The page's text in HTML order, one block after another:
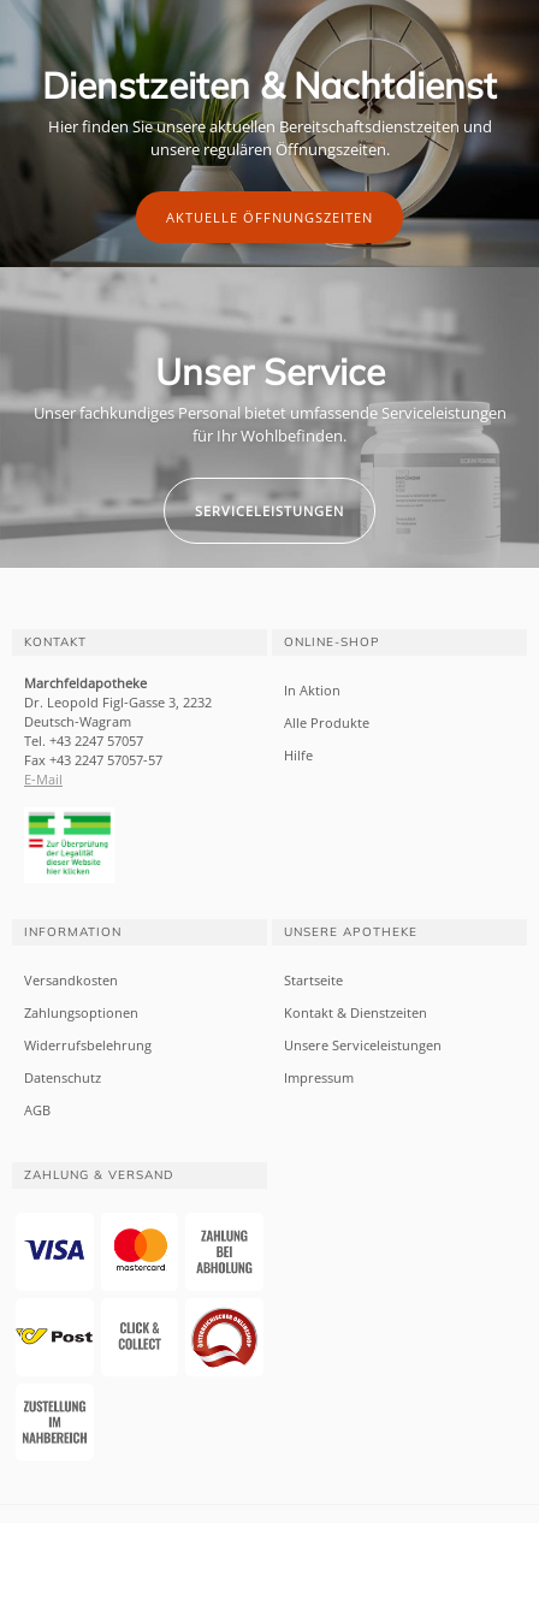
Dienstzeiten & Nachtdienst
Hier finden Sie unsere aktuellen Bereitschaftsdienstzeiten und
unsere regulären Öffnungszeiten.
AKTUELLE ÖFFNUNGSZEITEN
Unser Service
Unser fachkundiges Personal bietet umfassende Serviceleistungen
für Ihr Wohlbefinden.
SERVICELEISTUNGEN
KONTAKT
Marchfeldapotheke
Dr. Leopold Figl-Gasse 3, 2232
Deutsch-Wagram
Tel. +43 2247 57057
Fax +43 2247 57057-57
E-Mail
ONLINE-SHOP
In Aktion
Alle Produkte
Hilfe
INFORMATION
Versandkosten
Zahlungsoptionen
Widerrufsbelehrung
Datenschutz
AGB
UNSERE APOTHEKE
Startseite
Kontakt & Dienstzeiten
Unsere Serviceleistungen
Impressum
ZAHLUNG & VERSAND